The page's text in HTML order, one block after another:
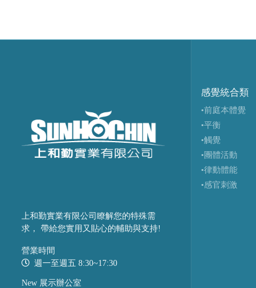
上和勤實業有限公司瞭解您的特殊需
求， 帶給您實用又貼心的輔助與支持!
營業時間
週一至週五 8:30~17:30
New 展示辦公室
感覺統合類
•前庭本體覺
•平衡
•觸覺
•團體活動
•律動體能
•感官刺激